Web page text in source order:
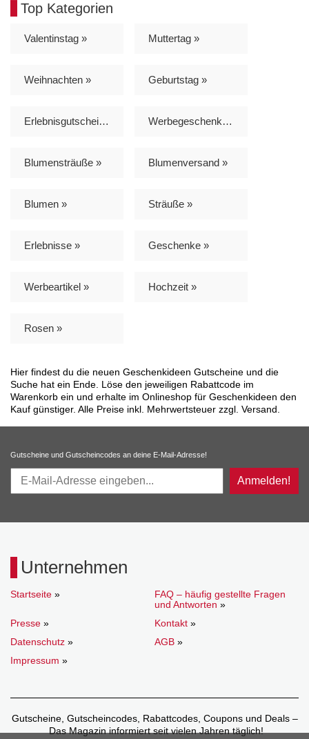
Top Kategorien
Valentinstag » Muttertag »
Weihnachten » Geburtstag »
Erlebnisgutscheine » Werbegeschenke »
Blumensträuße » Blumenversand »
Blumen » Sträuße »
Erlebnisse » Geschenke »
Werbeartikel » Hochzeit »
Rosen »
Hier findest du die neuen Geschenkideen Gutscheine und die
Suche hat ein Ende. Löse den jeweiligen Rabattcode im
Warenkorb ein und erhalte im Onlineshop für Geschenkideen den
Kauf günstiger. Alle Preise inkl. Mehrwertsteuer zzgl. Versand.
Gutscheine und Gutscheincodes an deine E-Mail-Adresse!
Anmelden!
Unternehmen
Startseite »
FAQ – häufig gestellte Fragen
und Antworten »
Presse » Kontakt »
Datenschutz » AGB »
Impressum »
Gutscheine, Gutscheincodes, Rabattcodes, Coupons und Deals –
Das Magazin informiert seit vielen Jahren täglich!